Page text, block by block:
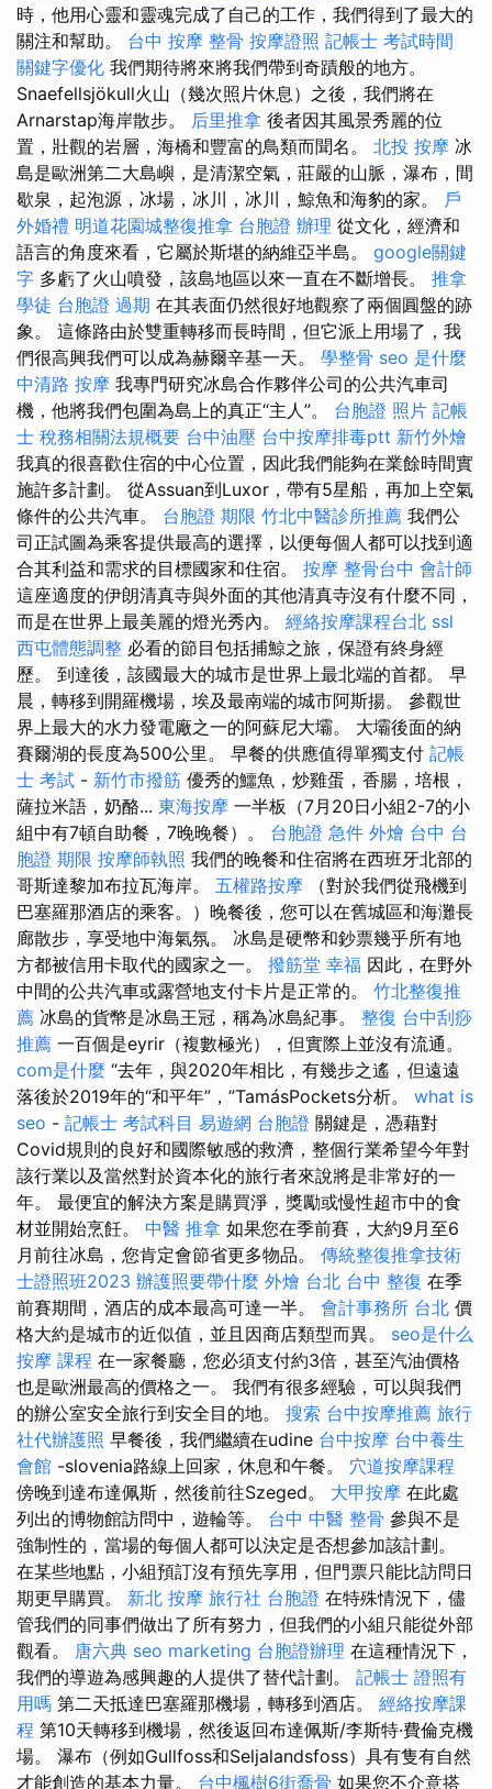
時，他用心靈和靈魂完成了自己的工作，我們得到了最大的
關注和幫助。 台中 按摩 整骨 按摩證照 記帳士 考試時間
關鍵字優化 我們期待將來將我們帶到奇蹟般的地方。
Snaefellsjökull火山（幾次照片休息）之後，我們將在
Arnarstap海岸散步。 后里推拿 後者因其風景秀麗的位
置，壯觀的岩層，海橋和豐富的鳥類而聞名。 北投 按摩 冰
島是歐洲第二大島嶼，是清潔空氣，莊嚴的山脈，瀑布，間
歇泉，起泡源，冰場，冰川，冰川，鯨魚和海豹的家。 戶
外婚禮 明道花園城整復推拿 台胞證 辦理 從文化，經濟和
語言的角度來看，它屬於斯堪的納維亞半島。 google關鍵
字 多虧了火山噴發，該島地區以來一直在不斷增長。 推拿
學徒 台胞證 過期 在其表面仍然很好地觀察了兩個圓盤的跡
象。 這條路由於雙重轉移而長時間，但它派上用場了，我
們很高興我們可以成為赫爾辛基一天。 學整骨 seo 是什麼
中清路 按摩 我專門研究冰島合作夥伴公司的公共汽車司
機，他將我們包圍為島上的真正“主人”。 台胞證 照片 記帳
士 稅務相關法規概要 台中油壓 台中按摩排毒ptt 新竹外燴
我真的很喜歡住宿的中心位置，因此我們能夠在業餘時間實
施許多計劃。 從Assuan到Luxor，帶有5星船，再加上空氣
條件的公共汽車。 台胞證 期限 竹北中醫診所推薦 我們公
司正試圖為乘客提供最高的選擇，以便每個人都可以找到適
合其利益和需求的目標國家和住宿。 按摩 整骨台中 會計師
這座適度的伊朗清真寺與外面的其他清真寺沒有什麼不同，
而是在世界上最美麗的燈光秀內。 經絡按摩課程台北 ssl
西屯體態調整 必看的節目包括捕鯨之旅，保證有終身經
歷。 到達後，該國最大的城市是世界上最北端的首都。 早
晨，轉移到開羅機場，埃及最南端的城市阿斯揚。 參觀世
界上最大的水力發電廠之一的阿蘇尼大壩。 大壩後面的納
賽爾湖的長度為500公里。 早餐的供應值得單獨支付 記帳
士 考試 - 新竹市撥筋 優秀的鱷魚，炒雞蛋，香腸，培根，
薩拉米語，奶酪... 東海按摩 一半板（7月20日小組2-7的小
組中有7頓自助餐，7晚晚餐）。 台胞證 急件 外燴 台中 台
胞證 期限 按摩師執照 我們的晚餐和住宿將在西班牙北部的
哥斯達黎加布拉瓦海岸。 五權路按摩 （對於我們從飛機到
巴塞羅那酒店的乘客。）晚餐後，您可以在舊城區和海灘長
廊散步，享受地中海氣氛。 冰島是硬幣和鈔票幾乎所有地
方都被信用卡取代的國家之一。 撥筋堂 幸福 因此，在野外
中間的公共汽車或露營地支付卡片是正常的。 竹北整復推
薦 冰島的貨幣是冰島王冠，稱為冰島紀事。 整復 台中刮痧
推薦 一百個是eyrir（複數極光），但實際上並沒有流通。
com是什麼 “去年，與2020年相比，有幾步之遙，但遠遠
落後於2019年的“和平年”，”TamásPockets分析。 what is
seo - 記帳士 考試科目 易遊網 台胞證 關鍵是，憑藉對
Covid規則的良好和國際敏感的救濟，整個行業希望今年對
該行業以及當然對於資本化的旅行者來說將是非常好的一
年。 最便宜的解決方案是購買淨，獎勵或慢性超市中的食
材並開始烹飪。 中醫 推拿 如果您在季前賽，大約9月至6
月前往冰島，您肯定會節省更多物品。 傳統整復推拿技術
士證照班2023 辦護照要帶什麼 外燴 台北 台中 整復 在季
前賽期間，酒店的成本最高可達一半。 會計事務所 台北 價
格大約是城市的近似值，並且因商店類型而異。 seo是什么
按摩 課程 在一家餐廳，您必須支付約3倍，甚至汽油價格
也是歐洲最高的價格之一。 我們有很多經驗，可以與我們
的辦公室安全旅行到安全目的地。 搜索 台中按摩推薦 旅行
社代辦護照 早餐後，我們繼續在udine 台中按摩 台中養生
會館 -slovenia路線上回家，休息和午餐。 穴道按摩課程
傍晚到達布達佩斯，然後前往Szeged。 大甲按摩 在此處
列出的博物館訪問中，遊輪等。 台中 中醫 整骨 參與不是
強制性的，當場的每個人都可以決定是否想參加該計劃。
在某些地點，小組預訂沒有預先享用，但門票只能比訪問日
期更早購買。 新北 按摩 旅行社 台胞證 在特殊情況下，儘
管我們的同事們做出了所有努力，但我們的小組只能從外部
觀看。 唐六典 seo marketing 台胞證辦理 在這種情況下，
我們的導遊為感興趣的人提供了替代計劃。 記帳士 證照有
用嗎 第二天抵達巴塞羅那機場，轉移到酒店。 經絡按摩課
程 第10天轉移到機場，然後返回布達佩斯/李斯特·費倫克機
場。 瀑布（例如Gullfoss和Seljalandsfoss）具有隻有自然
才能創造的基本力量。 台中楓樹6街喬骨 如果您不介意搭